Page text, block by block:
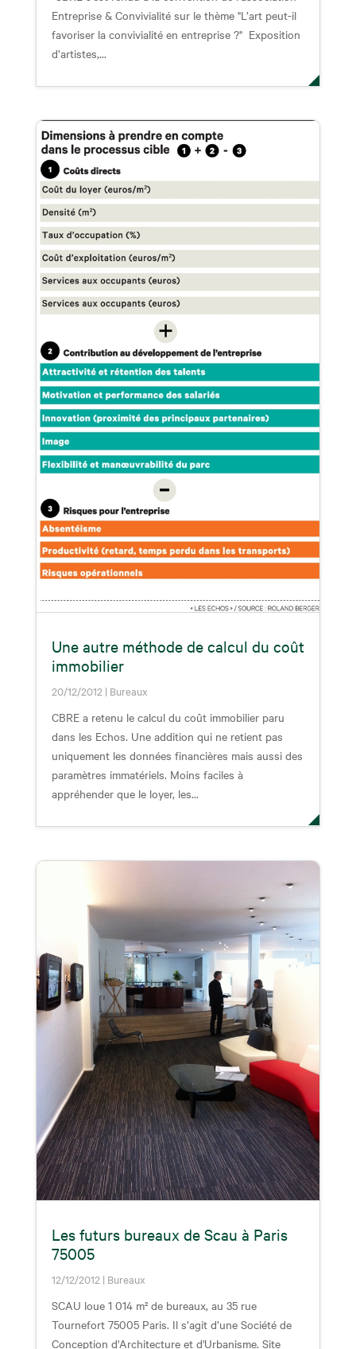
Entreprise & Convivialité sur le thème "L’art peut-il
favoriser la convivialité en entreprise ?" Exposition
d’artistes,...
Une autre méthode de calcul du coût
immobilier
20/12/2012 | Bureaux
CBRE a retenu le calcul du coût immobilier paru
dans les Echos. Une addition qui ne retient pas
uniquement les données financières mais aussi des
paramètres immatériels. Moins faciles à
appréhender que le loyer, les...
Les futurs bureaux de Scau à Paris
75005
12/12/2012 | Bureaux
SCAU loue 1 014 m² de bureaux, au 35 rue
Tournefort 75005 Paris. Il s’agit d’une Société de
Conception d'Architecture et d'Urbanisme. Site